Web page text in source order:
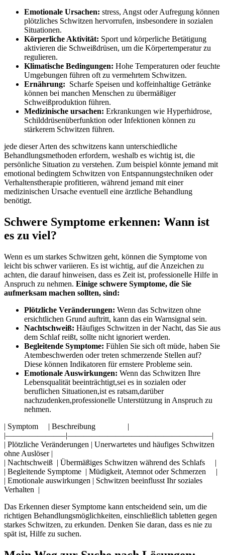
Emotionale Ursachen: stress, Angst oder Aufregung können
plötzliches Schwitzen hervorrufen, insbesondere in sozialen
Situationen.
Körperliche Aktivität: Sport und körperliche Betätigung
aktivieren die Schweißdrüsen, um die ​Körpertemperatur zu
regulieren.
Klimatische Bedingungen: Hohe Temperaturen oder feuchte
Umgebungen führen oft zu vermehrtem Schwitzen.
Ernährung: ​ Scharfe Speisen und koffeinhaltige ​Getränke
können bei​ manchen Menschen zu übermäßiger
Schweißproduktion‍ führen.
Medizinische ⁣ursachen: Erkrankungen wie Hyperhidrose,
⁢Schilddrüsenüberfunktion ‌oder Infektionen können zu
stärkerem Schwitzen führen.
jede dieser Arten des schwitzens kann unterschiedliche
Behandlungsmethoden ‌erfordern, weshalb​ es⁣ wichtig ist,⁢ die
persönliche Situation zu ⁢verstehen. Zum beispiel‍ könnte jemand mit
emotional bedingtem Schwitzen von Entspannungstechniken ‍oder⁢
Verhaltenstherapie profitieren, während ⁢jemand mit ‌einer
medizinischen Ursache​ eventuell eine ärztliche ⁣Behandlung
benötigt.
Schwere Symptome erkennen: Wann ist
es zu viel?
Wenn es um starkes ‍Schwitzen geht,⁤ können die Symptome von
leicht ⁢bis schwer variieren.⁢ Es ist wichtig, auf die Anzeichen ⁤zu ​
achten, die darauf hinweisen, dass es Zeit ist, professionelle Hilfe in
Anspruch zu nehmen. Einige⁤ schwere Symptome,‌ die Sie
aufmerksam machen sollten,‍ sind:
Plötzliche Veränderungen: Wenn das Schwitzen ⁣ohne⁣
ersichtlichen Grund​ auftritt, kann das ein Warnsignal sein.
Nachtschweiß: Häufiges‌ Schwitzen in der Nacht, das Sie aus
dem Schlaf‌ reißt, sollte nicht ignoriert werden.
Begleitende Symptome: Fühlen​ Sie sich​ oft müde, haben Sie‌
Atembeschwerden oder treten schmerzende Stellen auf?
Diese können Indikatoren​ für ernstere Probleme sein.
Emotionale Auswirkungen: Wenn‌ das Schwitzen Ihre
Lebensqualität beeinträchtigt,sei es in‌ sozialen ⁤oder
beruflichen Situationen,ist es ratsam,darüber
nachzudenken,professionelle⁣ Unterstützung ⁤in Anspruch zu
nehmen.
| Symptom ​ ‌ ⁢ ⁤ |‍ Beschreibung ⁣ ‍ ⁤ ‍ ⁢ ‍ ‌ ‍ ⁤ ‍ ‌ ​ ‍ ​ ‌ |
|———————–|——————————————————|
| Plötzliche Veränderungen | Unerwartetes und häufiges Schwitzen
ohne Auslöser |
|⁣ Nachtschweiß ⁣‍ | Übermäßiges Schwitzen‌ während des ‌Schlafs ‍‌ ‌ ⁣ ​ |
| Begleitende Symptome ​ | Müdigkeit, Atemnot‌ oder Schmerzen ​​ ⁤ ⁣ ‍ |
|​ Emotionale‌ auswirkungen | Schwitzen beeinflusst Ihr⁣ soziales
Verhalten ​ ⁢|
Das Erkennen dieser Symptome kann ‍entscheidend sein, um die
richtigen Behandlungsmöglichkeiten, einschließlich ​tabletten gegen
starkes Schwitzen, zu erkunden. Denken Sie⁣ daran, dass es nie zu
spät ist, Hilfe zu suchen.